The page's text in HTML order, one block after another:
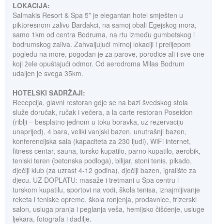
LOKACIJA:
Salmakis Resort & Spa 5* je elegantan hotel smješten u
piktoresnom zalivu Bardakci, na samoj obali Egejskog mora,
samo 1km od centra Bodruma, na rtu između gumbetskog i
bodrumskog zaliva. Zahvaljujući mirnoj lokaciji i prelijepom
pogledu na more, pogodan je za parove, porodice ali i sve one
koji žele opuštajući odmor. Od aerodroma Milas Bodrum
udaljen je svega 35km.
HOTELSKI SADRŽAJI:
Recepcija, glavni restoran gdje se na bazi švedskog stola
služe doručak, ručak i večera, a la carte restoran Poseidon
(riblji – besplatno jednom u toku boravka, uz rezervaciju
unaprijed), 4 bara, veliki vanjski bazen, unutrašnji bazen,
konferencijska sala (kapaciteta za 230 ljudi), WiFi internet,
fitness centar, sauna, tursko kupatilo, parno kupatilo, aerobik,
teniski teren (betonska podloga), bilijar, stoni tenis, pikado,
dječiji klub (za uzrast 4-12 godina), dječiji bazen, igralište za
djecu. UZ DOPLATU: masaže i tretmani u Spa centru i
turskom kupatilu, sportovi na vodi, škola tenisa, iznajmljivanje
reketa i teniske opreme, škola ronjenja, prodavnice, frizerski
salon, usluga pranja i peglanja veša, hemijsko čišćenje, usluge
ljekara, fotografa i dadilje.